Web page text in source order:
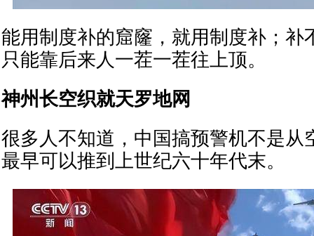
能用制度补的窟窿，就用制度补；补
只能靠后来人一茬一茬往上顶。
神州长空织就天罗地网
很多人不知道，中国搞预警机不是从
最早可以推到上世纪六十年代末。